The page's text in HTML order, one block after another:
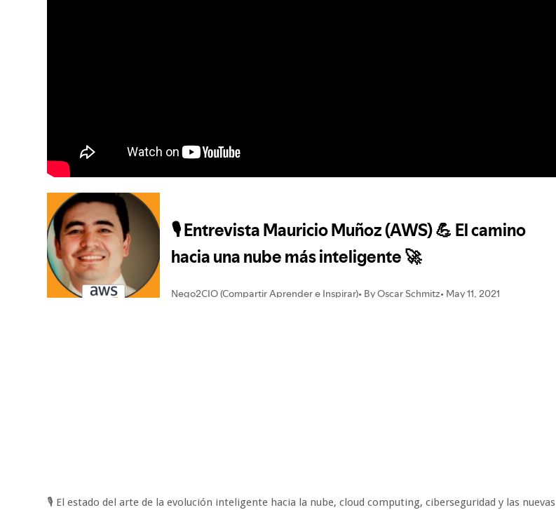
🎙️ El estado del arte de la evolución inteligente hacia la nube, cloud computing, ciberseguridad y las nuevas